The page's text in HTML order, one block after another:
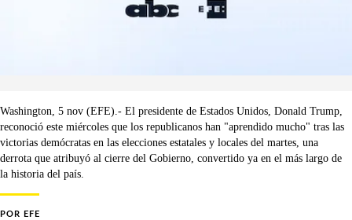
Washington, 5 nov (EFE).- El presidente de Estados Unidos, Donald Trump,
reconoció este miércoles que los republicanos han "aprendido mucho" tras las
victorias demócratas en las elecciones estatales y locales del martes, una
derrota que atribuyó al cierre del Gobierno, convertido ya en el más largo de
la historia del país.
POR EFE